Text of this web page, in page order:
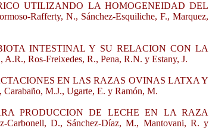
UTILIZANDO LA HOMOGENEIDAD DEL
Rafferty, N., Sánchez-Esquiliche, F., Marquez,
INTESTINAL Y SU RELACION CON LA
Ros-Freixedes, R., Pena, R.N. y Estany, J.
EN LAS RAZAS OVINAS LATXA Y
M.J., Ugarte, E. y Ramón, M.
PRODUCCION DE LECHE EN LA RAZA
D., Sánchez-Díaz, M., Mantovani, R. y